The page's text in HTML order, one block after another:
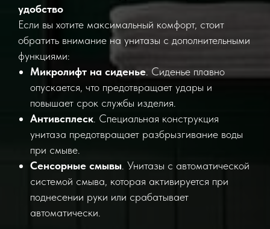
удобство
Если вы хотите максимальный комфорт, стоит
обратить внимание на унитазы с дополнительными
функциями:
Микролифт на сиденье . Сиденье плавно
опускается, что предотвращает удары и
повышает срок службы изделия.
Антивсплеск . Специальная конструкция
унитаза предотвращает разбрызгивание воды
при смыве.
Сенсорные смывы . Унитазы с автоматической
системой смыва, которая активируется при
поднесении руки или срабатывает
автоматически.